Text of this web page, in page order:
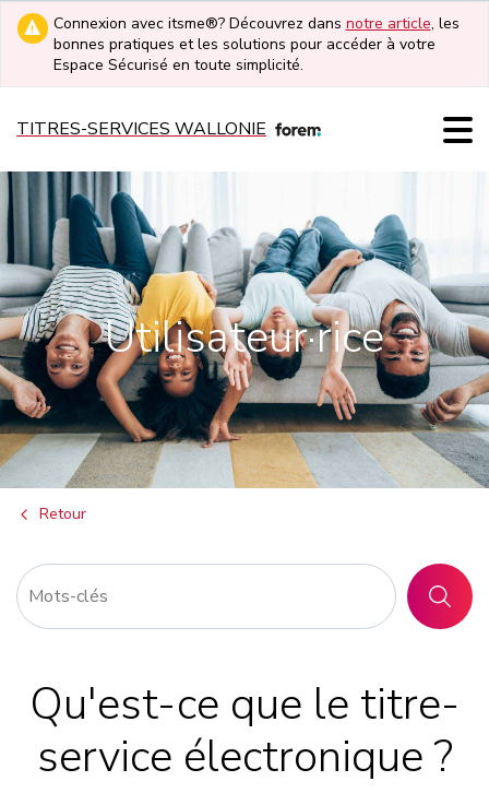
Connexion avec itsme®? Découvrez dans notre article, les
bonnes pratiques et les solutions pour accéder à votre
Espace Sécurisé en toute simplicité.
TITRES-SERVICES WALLONIE
Utilisateur·rice
Retour
Qu'est-ce que le titre-
service électronique ?